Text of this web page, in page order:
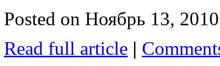
Posted on Ноябрь 13,
Read full article |